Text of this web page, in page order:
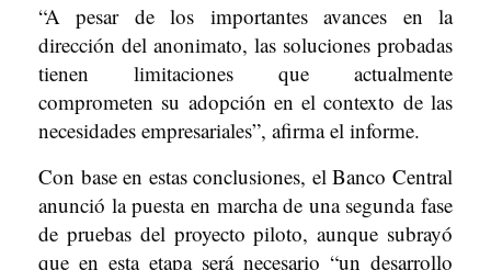
“A pesar de los importantes avances en la
dirección del anonimato, las soluciones probadas
tienen limitaciones que actualmente
comprometen su adopción en el contexto de las
necesidades empresariales”, afirma el informe.
Con base en estas conclusiones, el Banco Central
anunció la puesta en marcha de una segunda fase
de pruebas del proyecto piloto, aunque subrayó
que en esta etapa será necesario “un desarrollo